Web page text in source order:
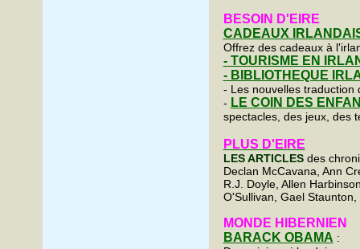
BESOIN D'EIRE
CADEAUX
Offrez des cadeaux à
- TOURISME EN
- BIBLIOTHEQUE
- Les nouvelles traduction
- LE COIN DES
spectacles, des jeux, des
PLUS D'EIRE
LES ARTICLES des
Declan McCavana, Ann
R.J. Doyle, Allen
O'Sullivan, Gael Staunton,
MONDE HIBERNIEN
BARACK OBAMA :